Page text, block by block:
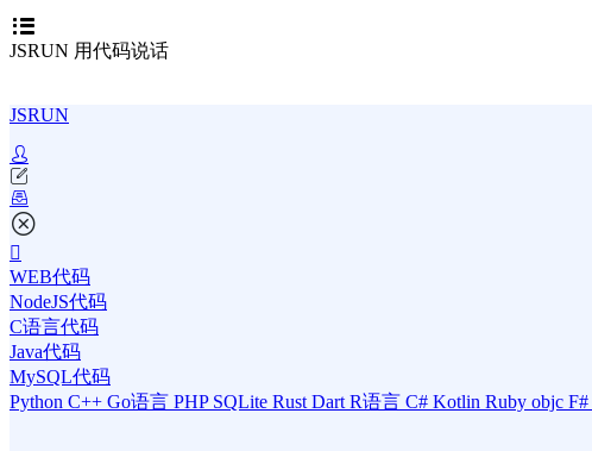
JSRUN 用代码说话
JSRUN
WEB代码
NodeJS代码
C语言代码
Java代码
MySQL代码
Python C++ Go语言 PHP SQLite Rust Dart R语言 C# Kotlin Ruby objc F#